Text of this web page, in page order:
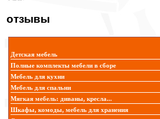
отзывы
Детская мебель
Полные комплекты мебели в сборе
Мебель для кухни
Мебель для спальни
Мягкая мебель: диваны, кресла...
Шкафы, комоды, мебель для хранения